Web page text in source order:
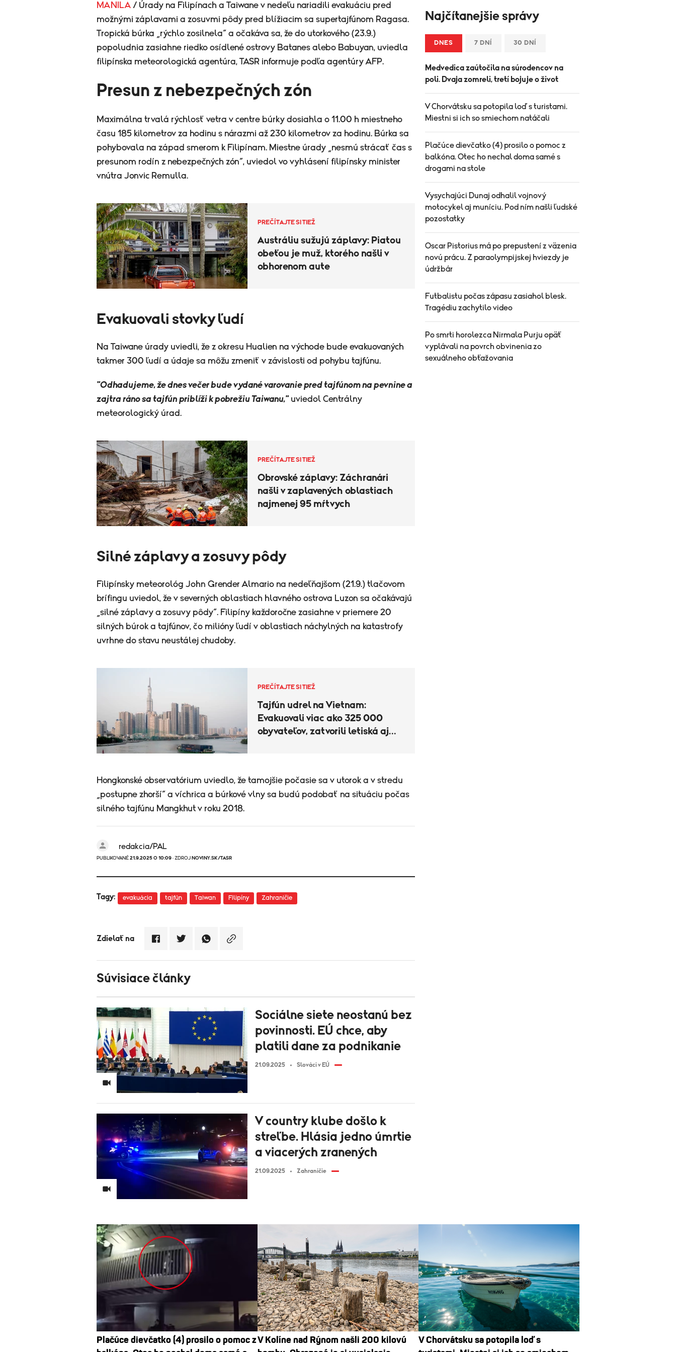
MANILA / Úrady na Filipínach a Taiwane v nedeľu nariadili evakuáciu pred
možnými záplavami a zosuvmi pôdy pred blížiacim sa supertajfúnom Ragasa.
Tropická búrka „rýchlo zosilnela“ a očakáva sa, že do utorkového (23.9.)
popoludnia zasiahne riedko osídlené ostrovy Batanes alebo Babuyan, uviedla
filipínska meteorologická agentúra, TASR informuje podľa agentúry AFP.
Presun z nebezpečných zón
Maximálna trvalá rýchlosť vetra v centre búrky dosiahla o 11.00 h miestneho
času 185 kilometrov za hodinu s nárazmi až 230 kilometrov za hodinu. Búrka sa
pohybovala na západ smerom k Filipínam. Miestne úrady „nesmú strácať čas s
presunom rodín z nebezpečných zón“, uviedol vo vyhlásení filipínsky minister
vnútra Jonvic Remulla.
PREČÍTAJTE SI TIEŽ
Austráliu sužujú záplavy: Piatou
obeťou je muž, ktorého našli v
obhorenom aute
Evakuovali stovky ľudí
Na Taiwane úrady uviedli, že z okresu Hualien na východe bude evakuovaných
takmer 300 ľudí a údaje sa môžu zmeniť v závislosti od pohybu tajfúnu.
"Odhadujeme, že dnes večer bude vydané varovanie pred tajfúnom na pevnine a
zajtra ráno sa tajfún priblíži k pobrežiu Taiwanu,"uviedol Centrálny
meteorologický úrad.
PREČÍTAJTE SI TIEŽ
Obrovské záplavy: Záchranári
našli v zaplavených oblastiach
najmenej 95 mŕtvych
Silné záplavy a zosuvy pôdy
Filipínsky meteorológ John Grender Almario na nedeľňajšom (21.9.) tlačovom
brífingu uviedol, že v severných oblastiach hlavného ostrova Luzon sa očakávajú
„silné záplavy a zosuvy pôdy“. Filipíny každoročne zasiahne v priemere 20
silných búrok a tajfúnov, čo milióny ľudí v oblastiach náchylných na katastrofy
uvrhne do stavu neustálej chudoby.
PREČÍTAJTE SI TIEŽ
Tajfún udrel na Vietnam:
Evakuovali viac ako 325 000
obyvateľov, zatvorili letiská aj
Hongkonské observatórium uviedlo, že tamojšie počasie sa v utorok a v stredu
„postupne zhorší“ a víchrica a búrkové vlny sa budú podobať na situáciu počas
silného tajfúnu Mangkhut v roku 2018.
redakcia/PAL
PUBLIKOVANÉ 21.9.2025 O 10:09 · ZDROJ NOVINY.SK/TASR
Tagy: evakuácia tajfún Taiwan Filipíny Zahraničie
Zdielať na
Súvisiace články
Sociálne siete neostanú bez
povinnosti. EÚ chce, aby
platili dane za podnikanie
21.09.2025 Slováci v EÚ
V country klube došlo k
streľbe. Hlásia jedno úmrtie
a viacerých zranených
21.09.2025 Zahraničie
Najčítanejšie správy
DNES 7 DNÍ 30 DNÍ
Medvedica zaútočila na súrodencov na
poli. Dvaja zomreli, tretí bojuje o život
V Chorvátsku sa potopila loď s turistami.
Miestni si ich so smiechom natáčali
Plačúce dievčatko (4) prosilo o pomoc z
balkóna. Otec ho nechal doma samé s
drogami na stole
Vysychajúci Dunaj odhalil vojnový
motocykel aj muníciu. Pod ním našli ľudské
pozostatky
Oscar Pistorius má po prepustení z väzenia
novú prácu. Z paraolympijskej hviezdy je
údržbár
Futbalistu počas zápasu zasiahol blesk.
Tragédiu zachytilo video
Po smrti horolezca Nirmala Purju opäť
vyplávali na povrch obvinenia zo
sexuálneho obťažovania
Plačúce dievčatko (4) prosilo o pomoc zV Kolíne nad Rýnom našli 200 kilovú
V Chorvátsku sa potopila loď s